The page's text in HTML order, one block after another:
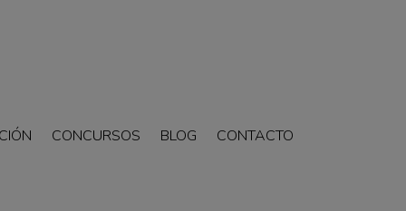
CONCURSOS BLOG CONTACTO